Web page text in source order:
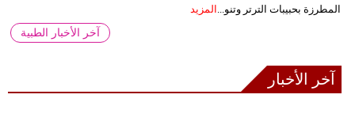
المطرزة بحبيبات الترتر وتنو... المزيد
آخر الأخبار الطبية
آخر الأخبار